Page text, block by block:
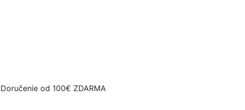
Doručenie od 100€ ZDARMA